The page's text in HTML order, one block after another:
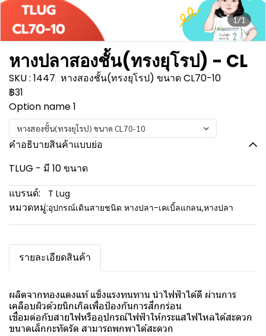
1/1
หางปลาสองชั้น(ทรงยุโรป) - CL
SKU : 1447 หางสองชั้น(ทรงยุโรป) ขนาด CL70-10
฿31
Option name 1
หางสองชั้น(ทรงยุโรป) ขนาด CL70-10
คำอธิบายสินค้าแบบย่อ
TLUG - มี 10 ขนาด
แบรนด์:
T Lug
หมวดหมู่:อุปกรณ์เดินสายชนิด หางปลา-เคเบิ้ลแกลน,หางปลา
รายละเอียดสินค้า
ผลิตจากทองแดงแท้ แข็งแรงทนทาน นำไฟฟ้าได้ดี ผ่านการ
เคลือบผิวด้วยนิกเกิลเพื่อป้องกันการสึกกร่อน
เชื่อมต่อกับสายไฟหรืออุปกรณ์ไฟฟ้าให้กระแสไฟไหลได้สะดวก
ขนาดเล็กกะทัดรัด สามารถพกพาได้สะดวก